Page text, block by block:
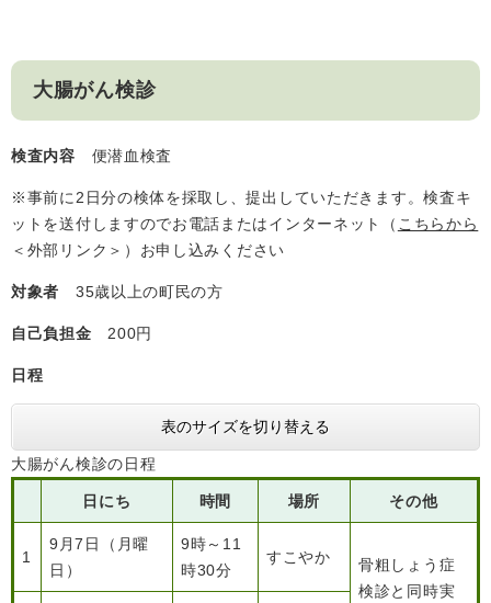
大腸がん検診
検査内容 便潜血検査
※事前に2日分の検体を採取し、提出していただきます。検査キ
ットを送付しますのでお電話またはインターネット（ こちらから
＜外部リンク＞ ）お申し込みください
対象者 35歳以上の町民の方
自己負担金 200円
日程
表のサイズを切り替える
大腸がん検診の日程
日にち 時間 場所 その他
1
9月7日（月曜
日）
9時～11
時30分
すこやか
骨粗しょう症
検診と同時実